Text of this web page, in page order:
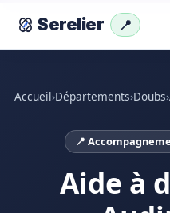
Serelier 📍
Accueil›Départements›Doubs›
📍
Aide à